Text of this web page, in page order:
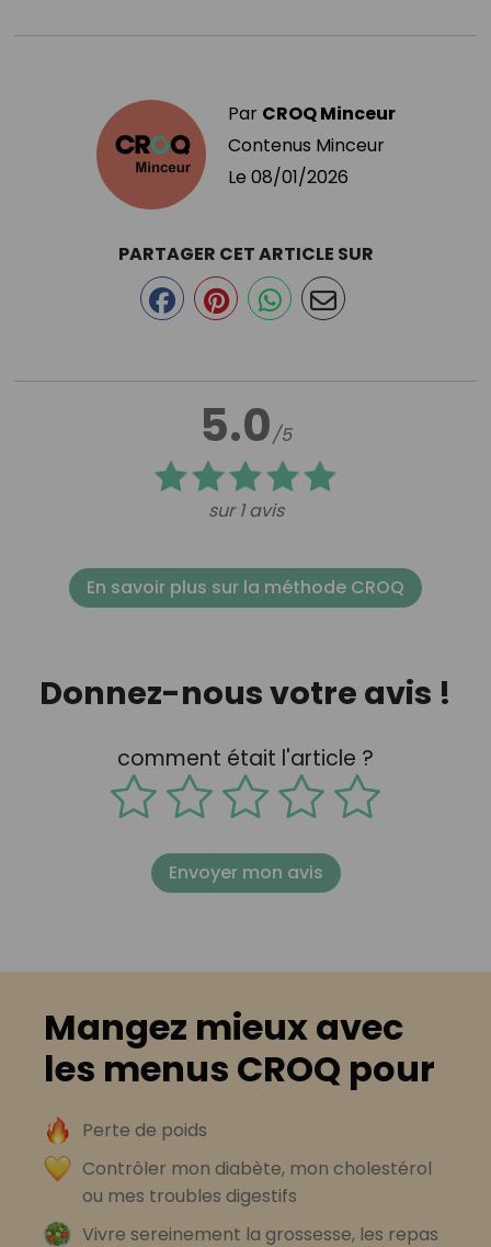
Par CROQ Minceur
Contenus Minceur
Le 08/01/2026
5.0/5
sur 1 avis
PARTAGER CET ARTICLE SUR
En savoir plus sur la méthode CROQ
Donnez-nous votre avis !
comment était l'article ?
Envoyer mon avis
Mangez mieux avec
les menus CROQ pour
Perte de poids
Contrôler mon diabète, mon cholestérol
ou mes troubles digestifs
Vivre sereinement la grossesse, les repas